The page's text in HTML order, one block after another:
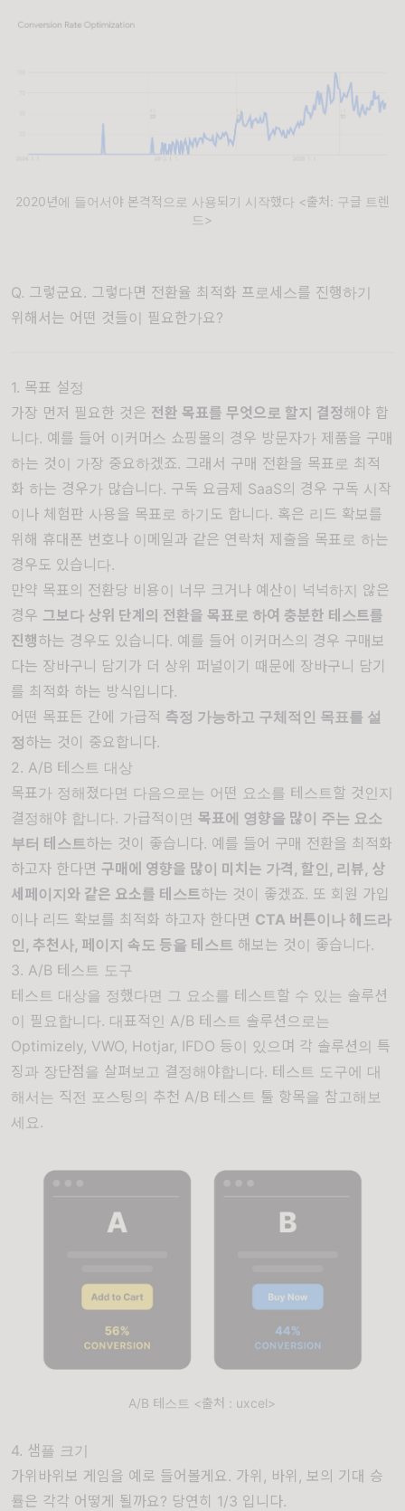
2020년에 들어서야 본격적으로 사용되기 시작했다 <출처: 구글 트렌
드>
Q. 그렇군요. 그렇다면 전환율 최적화 프로세스를 진행하기
위해서는 어떤 것들이 필요한가요?
1. 목표 설정
가장 먼저 필요한 것은 전환 목표를 무엇으로 할지 결정해야 합
니다. 예를 들어 이커머스 쇼핑몰의 경우 방문자가 제품을 구매
하는 것이 가장 중요하겠죠. 그래서 구매 전환을 목표로 최적
화 하는 경우가 많습니다. 구독 요금제 SaaS의 경우 구독 시작
이나 체험판 사용을 목표로 하기도 합니다. 혹은 리드 확보를
위해 휴대폰 번호나 이메일과 같은 연락처 제출을 목표로 하는
경우도 있습니다.
만약 목표의 전환당 비용이 너무 크거나 예산이 넉넉하지 않은
경우 그보다 상위 단계의 전환을 목표로 하여 충분한 테스트를
진행하는 경우도 있습니다. 예를 들어 이커머스의 경우 구매보
다는 장바구니 담기가 더 상위 퍼널이기 때문에 장바구니 담기
를 최적화 하는 방식입니다.
어떤 목표든 간에 가급적 측정 가능하고 구체적인 목표를 설
정하는 것이 중요합니다.
2. A/B 테스트 대상
목표가 정해졌다면 다음으로는 어떤 요소를 테스트할 것인지
결정해야 합니다. 가급적이면 목표에 영향을 많이 주는 요소
부터 테스트하는 것이 좋습니다. 예를 들어 구매 전환을 최적화
하고자 한다면 구매에 영향을 많이 미치는 가격, 할인, 리뷰, 상
세페이지와 같은 요소를 테스트하는 것이 좋겠죠. 또 회원 가입
이나 리드 확보를 최적화 하고자 한다면 CTA 버튼이나 헤드라
인, 추천사, 페이지 속도 등을 테스트 해보는 것이 좋습니다.
3. A/B 테스트 도구
테스트 대상을 정했다면 그 요소를 테스트할 수 있는 솔루션
이 필요합니다. 대표적인 A/B 테스트 솔루션으로는
Optimizely, VWO, Hotjar, IFDO 등이 있으며 각 솔루션의 특
징과 장단점을 살펴보고 결정해야합니다. 테스트 도구에 대
해서는 직전 포스팅의 추천 A/B 테스트 툴 항목을 참고해보
세요.
A/B 테스트 <출처 : uxcel>
4. 샘플 크기
가위바위보 게임을 예로 들어볼게요. 가위, 바위, 보의 기대 승
률은 각각 어떻게 될까요? 당연히 1/3 입니다.